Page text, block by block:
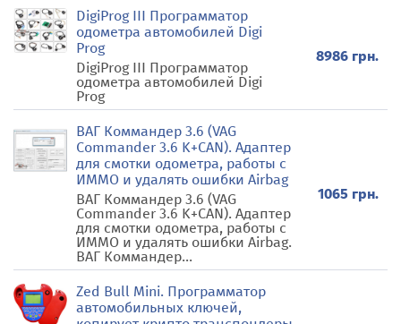
DigiProg III Программатор
одометра автомобилей Digi
Prog
DigiProg III Программатор
одометра автомобилей Digi
Prog
8986 грн.
ВАГ Коммандер 3.6 (VAG
Commander 3.6 K+CAN). Адаптер
для смотки одометра, работы с
ИММО и удалять ошибки Airbag
ВАГ Коммандер 3.6 (VAG
Commander 3.6 K+CAN). Адаптер
для смотки одометра, работы с
ИММО и удалять ошибки Airbag.
ВАГ Коммандер...
1065 грн.
Zed Bull Mini. Программатор
автомобильных ключей,